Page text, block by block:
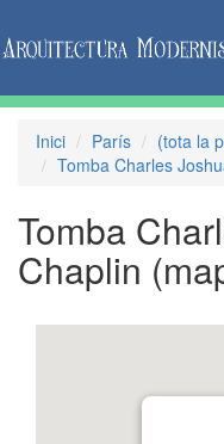
Inici París
(tota la
Tomba Charles
Tomba
Chaplin